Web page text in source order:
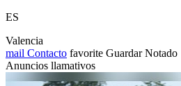
ES
Valencia
mail Contacto favorite Guardar Notado
Anuncios llamativos